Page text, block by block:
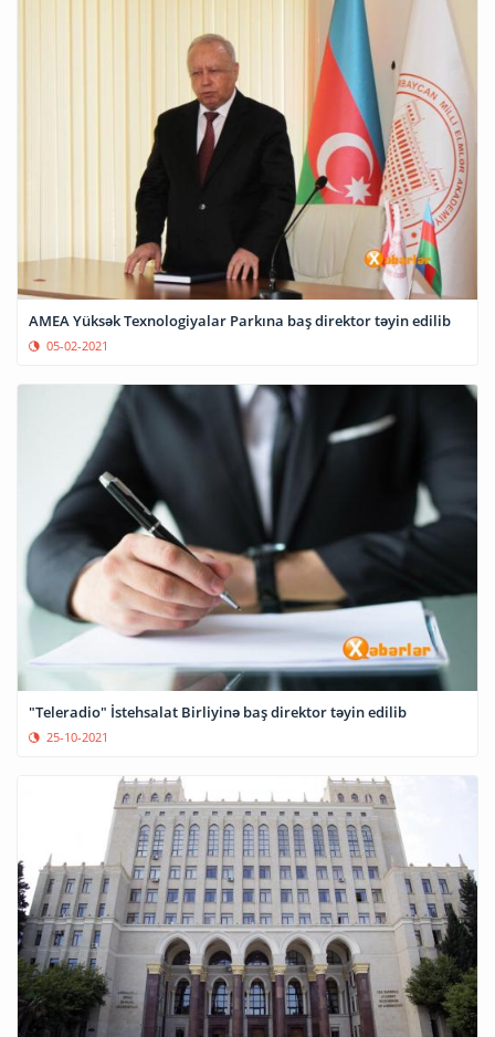
AMEA Yüksək Texnologiyalar Parkına baş direktor təyin edilib
05-02-2021
"Teleradio" İstehsalat Birliyinə baş direktor təyin edilib
25-10-2021